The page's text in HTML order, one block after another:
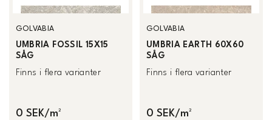
GOLVABIA
UMBRIA FOSSIL 15X15
SÅG
Finns i flera varianter
0 SEK/m²
GOLVABIA
UMBRIA EARTH 60X60
SÅG
Finns i flera varianter
0 SEK/m²